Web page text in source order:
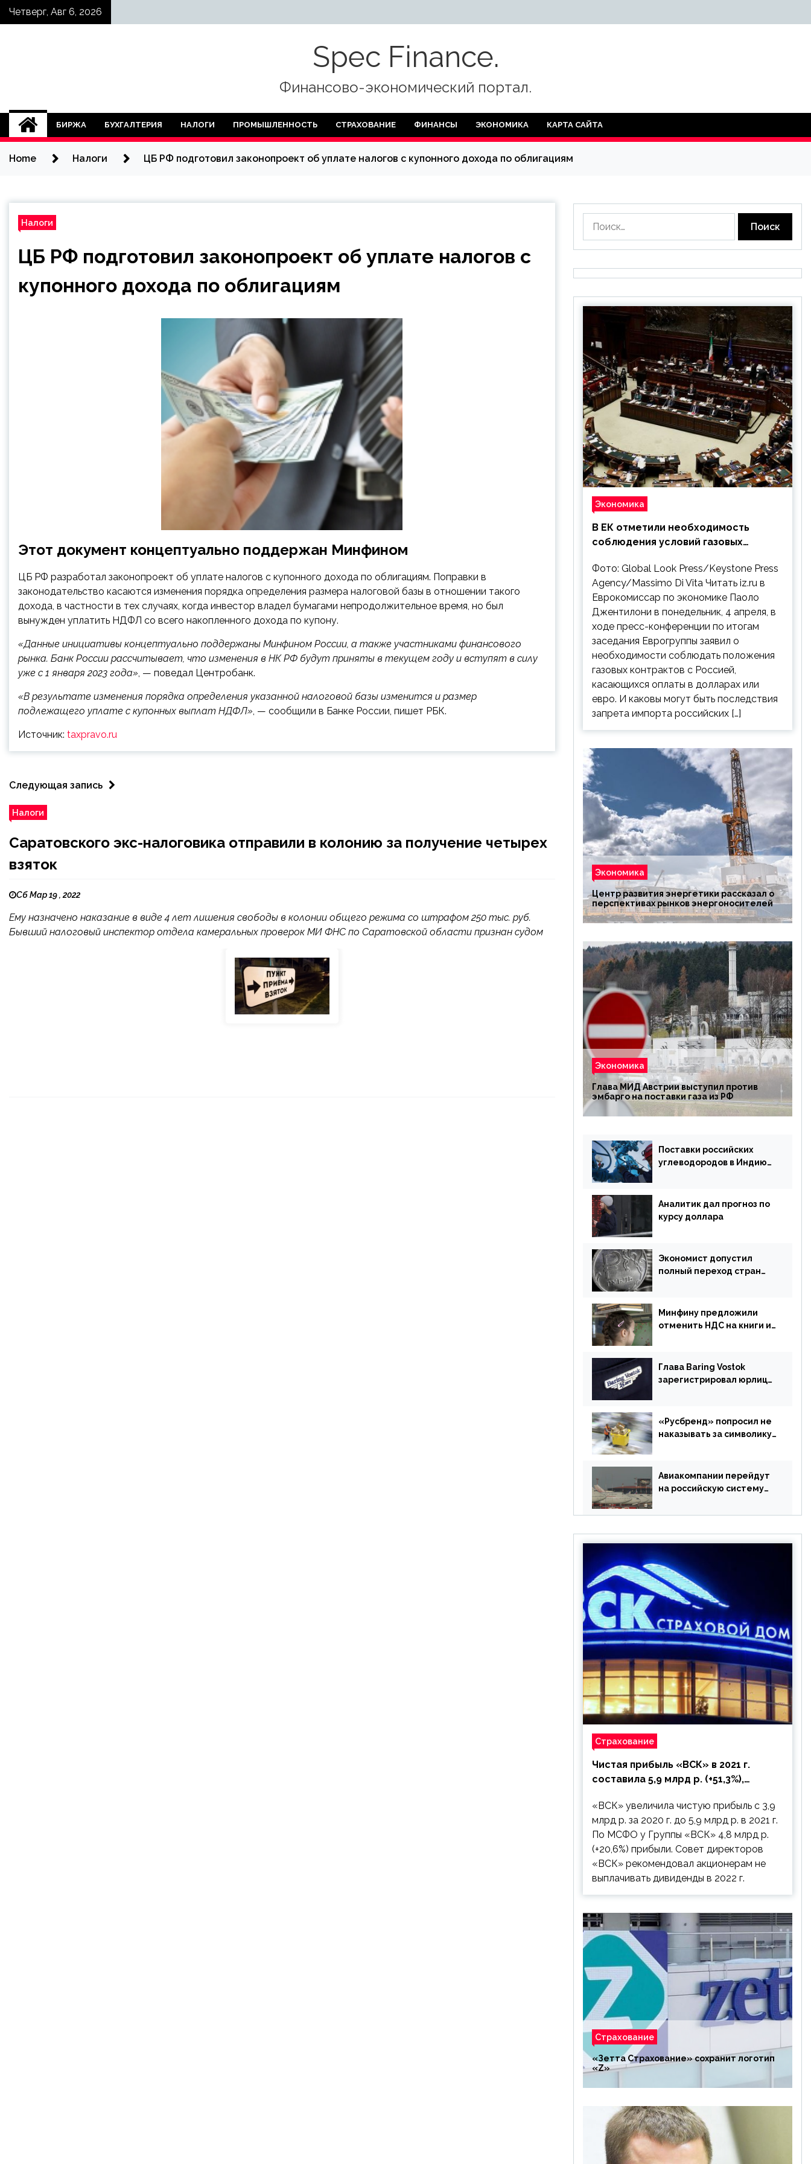
SkipЧетверг, Авг 6, 2026
Spec Finance.
Финансово-экономический портал.
БИРЖА БУХГАЛТЕРИЯ НАЛОГИ ПРОМЫШЛЕННОСТЬ СТРАХОВАНИЕ ФИНАНСЫ ЭКОНОМИКА КАРТА САЙТА
Home Налоги ЦБ РФ подготовил законопроект об уплате налогов с купонного дохода по облигациям
Налоги
ЦБ РФ подготовил законопроект об уплате налогов с
купонного дохода по облигациям
Этот документ концептуально поддержан Минфином
ЦБ РФ разработал законопроект об уплате налогов с купонного дохода по облигациям. Поправки в
законодательство касаются изменения порядка определения размера налоговой базы в отношении такого
дохода, в частности в тех случаях, когда инвестор владел бумагами непродолжительное время, но был
вынужден уплатить НДФЛ со всего накопленного дохода по купону.
«Данные инициативы концептуально поддержаны Минфином России, а также участниками финансового
рынка. Банк России рассчитывает, что изменения в НК РФ будут приняты в текущем году и вступят в силу
уже с 1 января 2023 года» , — поведал Центробанк.
«В результате изменения порядка определения указанной налоговой базы изменится и размер
подлежащего уплате с купонных выплат НДФЛ» , — сообщили в Банке России, пишет РБК.
Источник: taxpravo.ru
Следующая запись
Налоги
Саратовского экс-налоговика отправили в колонию за получение четырех
взяток
Сб Мар 19 , 2022
Ему назначено наказание в виде 4 лет лишения свободы в колонии общего режима со штрафом 250 тыс. руб.
Бывший налоговый инспектор отдела камеральных проверок МИ ФНС по Саратовской области признан судом
Экономика
В ЕК отметили необходимость
соблюдения условий газовых
Фото: Global Look Press/Keystone Press
Agency/Massimo Di Vita Читать iz.ru в
Еврокомиссар по экономике Паоло
Джентилони в понедельник, 4 апреля, в
ходе пресс-конференции по итогам
заседания Еврогруппы заявил о
необходимости соблюдать положения
газовых контрактов с Россией,
касающихся оплаты в долларах или
евро. И каковы могут быть последствия
запрета импорта российских […]
Экономика
Центр развития энергетики рассказал о
перспективах рынков энергоносителей
Экономика
Глава МИД Австрии выступил против
эмбарго на поставки газа из РФ
Поставки российских
углеводородов в Индию
Аналитик дал прогноз по
курсу доллара
Экономист допустил
полный переход стран
Минфину предложили
отменить НДС на книги и
Глава Baring Vostok
зарегистрировал юрлицо
«Русбренд» попросил не
наказывать за символику
Авиакомпании перейдут
на российскую систему
Страхование
Чистая прибыль «ВСК» в 2021 г.
составила 5,9 млрд р. (+51,3%),
выплачивать
«ВСК» увеличила чистую прибыль с 3,9
млрд р. за 2020 г. до 5,9 млрд р. в 2021 г.
По МСФО у Группы «ВСК» 4,8 млрд р.
(+20,6%) прибыли. Совет директоров
«ВСК» рекомендовал акционерам не
выплачивать дивиденды в 2022 г.
Страхование
«Зетта Страхование» сохранит логотип
«Z»